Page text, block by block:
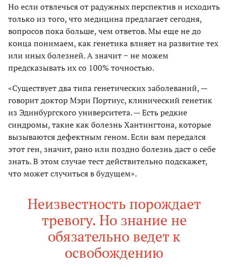
Но если отвлечься от радужных перспектив и исходить
только из того, что медицина предлагает сегодня,
вопросов пока больше, чем ответов. Мы еще не до
конца понимаем, как генетика влияет на развитие тех
или иных болезней. А значит − не можем
предсказывать их со 100% точностью.
«Существует два типа генетических заболеваний, —
говорит доктор Мэри Портиус, клинический генетик
из Эдинбургского университета. — Есть редкие
синдромы, такие как болезнь Хантингтона, которые
вызываются дефектным геном. Если вам передался
этот ген, значит, рано или поздно болезнь даст о себе
знать. В этом случае тест действительно подскажет,
что может случиться в будущем».
Неизвестность порождает
тревогу. Но знание не
обязательно ведет к
освобождению